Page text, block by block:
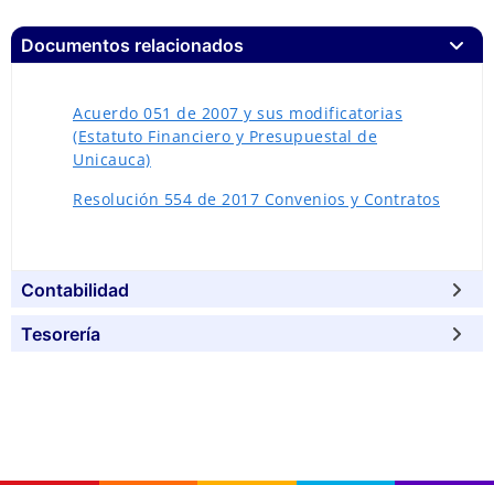
Documentos relacionados
Acuerdo 051 de 2007 y sus modificatorias
(Estatuto Financiero y Presupuestal de
Unicauca)
Resolución 554 de 2017 Convenios y Contratos
Contabilidad
Tesorería